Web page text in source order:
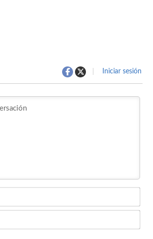
Iniciar sesión